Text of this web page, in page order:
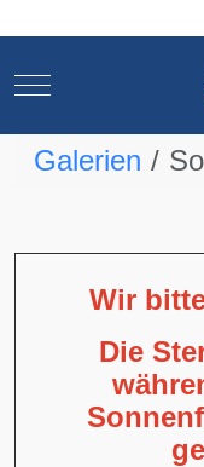
Mobile Menu Toggle
Galerien
Wir
Die